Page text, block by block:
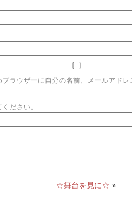
ラウザーに自分の名前、メールアド
ださい。
☆舞台を見に☆ »